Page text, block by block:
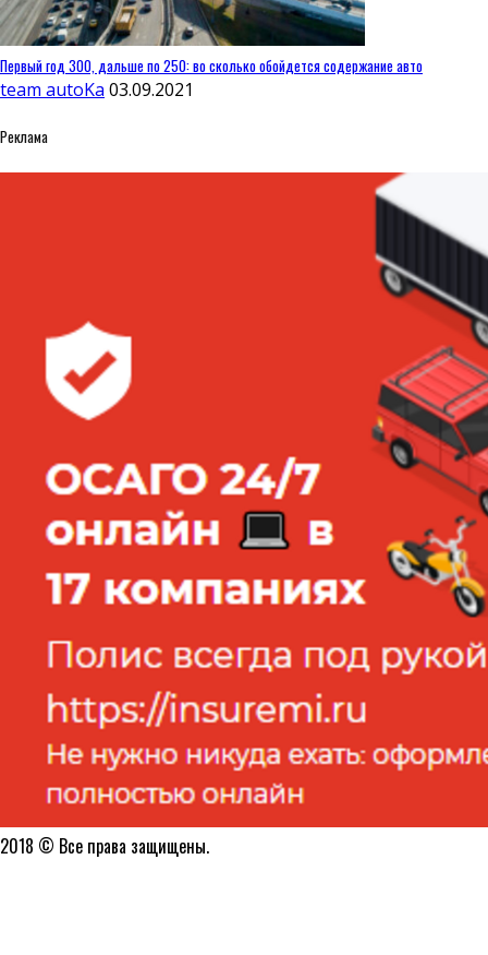
Первый год 300, дальше по 250: во сколько обойдется содержание авто
team autoKa 03.09.2021
Реклама
2018 © Все права защищены.